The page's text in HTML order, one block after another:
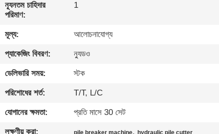
কারখানা
ভ্রমণ
মান
নিয়ন্ত্রণ
যোগাযোগ
ন্যূনতম চাহিদার
পরিমাণ:
1
মূল্য: আলোচনাযোগ্য
প্যাকেজিং বিবরণ: ন্যুডও
ডেলিভারি সময়: স্টক
পরিশোধের শর্ত: T/T, L/C
যোগানের ক্ষমতা: প্রতি মাসে 30 সেট
লক্ষণীয় করা: ,